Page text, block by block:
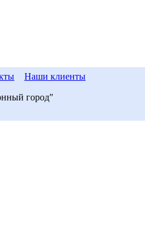
Наши клиенты
город"